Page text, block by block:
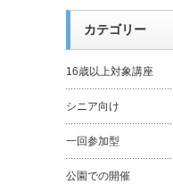
カテゴリー
16歳以上対象講座
シニア向け
一回参加型
公園での開催